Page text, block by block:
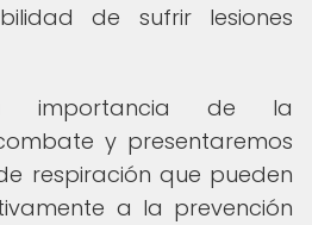
de sufrir lesiones
importancia de la
y presentaremos
respiración que pueden
a la prevención